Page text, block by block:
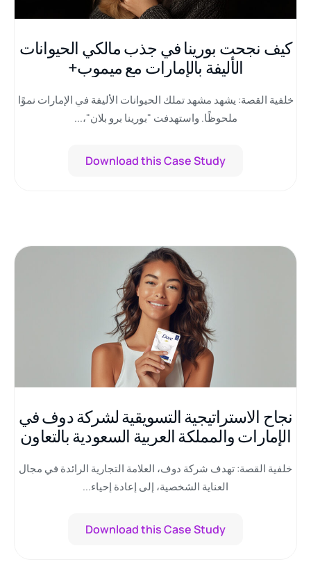
كيف نجحت بورينا في جذب مالكي الحيوانات
الأليفة بالإمارات مع ميموب+
خلفية القصة: يشهد مشهد تملك الحيوانات الأليفة في الإمارات نموًا
ملحوظًا. واستهدفت "بورينا برو بلان"،...
Download this Case Study
نجاح الاستراتيجية التسويقية لشركة دوف في
الإمارات والمملكة العربية السعودية بالتعاون
خلفية القصة: تهدف شركة دوف، العلامة التجارية الرائدة في مجال
العناية الشخصية، إلى إعادة إحياء...
Download this Case Study